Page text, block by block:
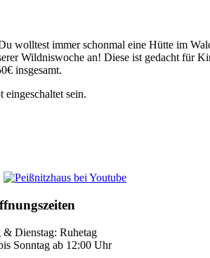
immer schonmal eine Hütte im
Wildniswoche an! Diese ist gedacht für
insgesamt.
sein.
& Dienstag: Ruhetag
Sonntag ab 12:00 Uhr